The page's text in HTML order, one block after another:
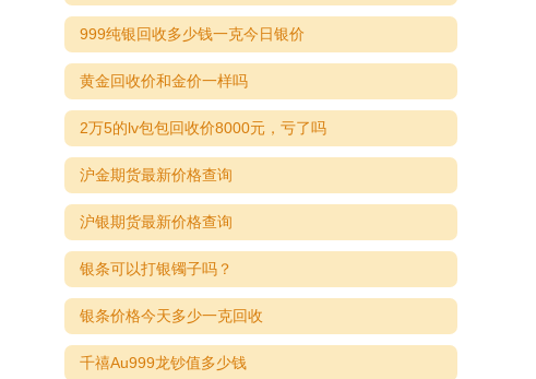
999纯银回收多少钱一克今日银价
黄金回收价和金价一样吗
2万5的lv包包回收价8000元，亏了吗
沪金期货最新价格查询
沪银期货最新价格查询
银条可以打银镯子吗？
银条价格今天多少一克回收
千禧Au999龙钞值多少钱